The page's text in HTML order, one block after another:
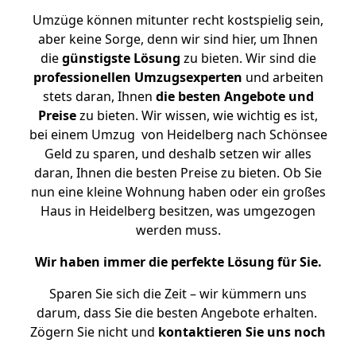
Umzüge können mitunter recht kostspielig sein,
aber keine Sorge, denn wir sind hier, um Ihnen
diegünstigste Lösung zu bieten. Wir sind die
professionellen Umzugsexperten und arbeiten
stets daran, Ihnen die besten Angebote und
Preisezu bieten. Wir wissen, wie wichtig es ist,
bei einem Umzug von Heidelberg nach Schönsee
Geld zu sparen, und deshalb setzen wir alles
daran, Ihnen die besten Preise zu bieten. Ob Sie
nun eine kleine Wohnung haben oder ein großes
Haus in Heidelberg besitzen, was umgezogen
werden muss.
Wir haben immer die perfekte Lösung für Sie.
Sparen Sie sich die Zeit – wir kümmern uns
darum, dass Sie die besten Angebote erhalten.
Zögern Sie nicht und kontaktieren Sie uns noch